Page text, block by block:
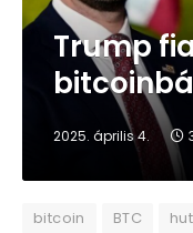
Trump
2025. április 4.
bitcoin BTC